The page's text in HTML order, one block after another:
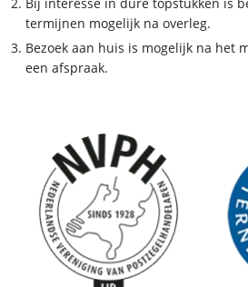
termijnen mogelijk na overleg.
Bezoek aan huis is mogelijk na het
een afspraak.